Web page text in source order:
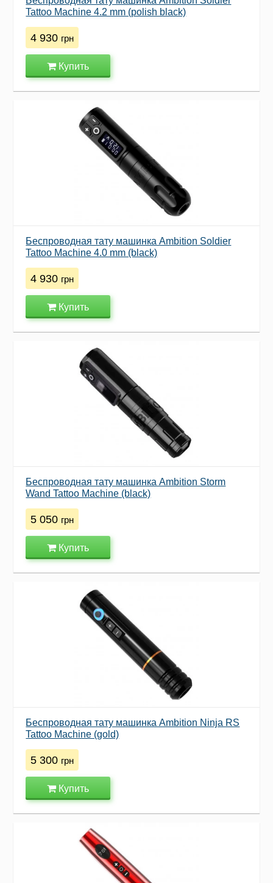
Tattoo Machine 4.2 mm (polish black)
4 930 грн
Купить
Беспроводная тату машинка Ambition Soldier
Tattoo Machine 4.0 mm (black)
4 930 грн
Купить
Беспроводная тату машинка Ambition Storm
Wand Tattoo Machine (black)
5 050 грн
Купить
Беспроводная тату машинка Ambition Ninja RS
Tattoo Machine (gold)
5 300 грн
Купить